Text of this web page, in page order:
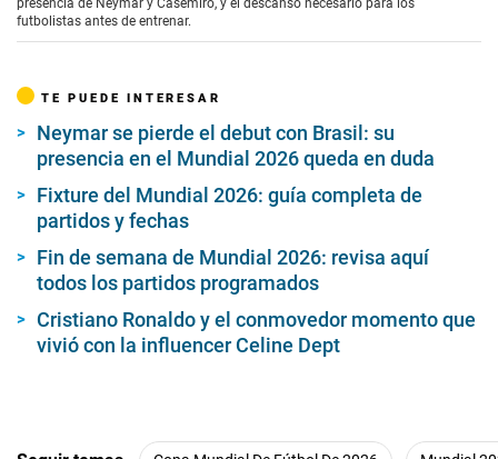
futbolistas antes de entrenar.
TE PUEDE INTERESAR
Neymar se pierde el debut con Brasil: su
presencia en el Mundial 2026 queda en duda
Fixture del Mundial 2026: guía completa de
partidos y fechas
Fin de semana de Mundial 2026: revisa aquí
todos los partidos programados
Cristiano Ronaldo y el conmovedor momento que
vivió con la influencer Celine Dept